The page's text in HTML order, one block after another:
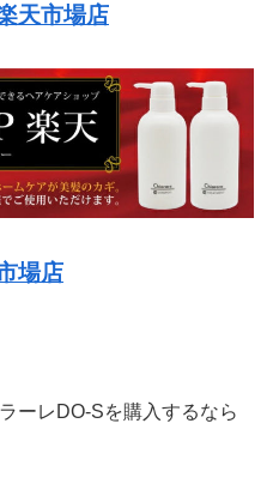
天市場店
場店
ーレDO-Sを購入するなら